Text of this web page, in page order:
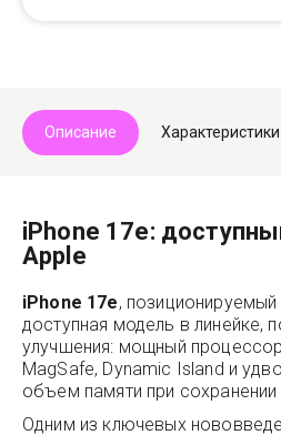
Описание Характеристики
iPhone 17e:
Apple
iPhone 17e,
доступная модель в линейке,
улучшения: мощный
MagSafe, Dynamic Island и
объем памяти при
Одним из ключевых